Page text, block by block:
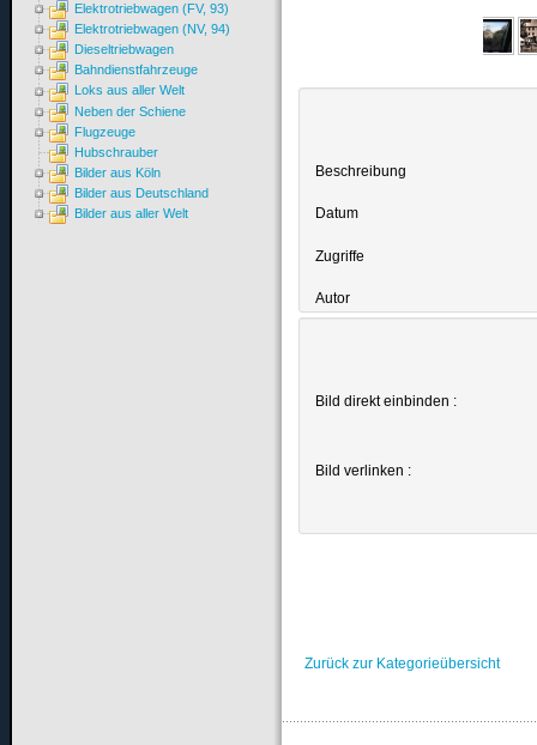
Beschreibung
Datum
Zugriffe
Autor
Bild direkt einbinden :
Bild verlinken :
Zurück zur Kategorieübersicht
Elektrotriebwagen (FV, 93)
Elektrotriebwagen (NV, 94)
Dieseltriebwagen
Bahndienstfahrzeuge
Loks aus aller Welt
Neben der Schiene
Flugzeuge
Hubschrauber
Bilder aus Köln
Bilder aus Deutschland
Bilder aus aller Welt